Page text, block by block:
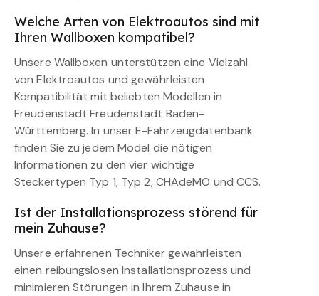
Welche Arten von Elektroautos sind mit
Ihren Wallboxen kompatibel?
Unsere Wallboxen unterstützen eine Vielzahl
von Elektroautos und gewährleisten
Kompatibilität mit beliebten Modellen in
Freudenstadt Freudenstadt Baden-
Württemberg. In unser E-Fahrzeugdatenbank
finden Sie zu jedem Model die nötigen
Informationen zu den vier wichtige
Steckertypen Typ 1, Typ 2, CHAdeMO und CCS.
Ist der Installationsprozess störend für
mein Zuhause?
Unsere erfahrenen Techniker gewährleisten
einen reibungslosen Installationsprozess und
minimieren Störungen in Ihrem Zuhause in